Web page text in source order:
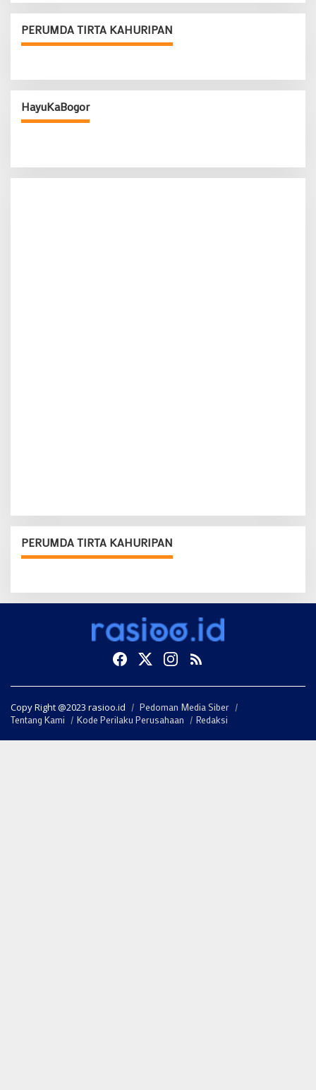
PERUMDA TIRTA KAHURIPAN
HayuKaBogor
PERUMDA TIRTA KAHURIPAN
Copy Right @2023 rasioo.id
Pedoman Media Siber
Tentang Kami
Kode Perilaku Perusahaan Redaksi